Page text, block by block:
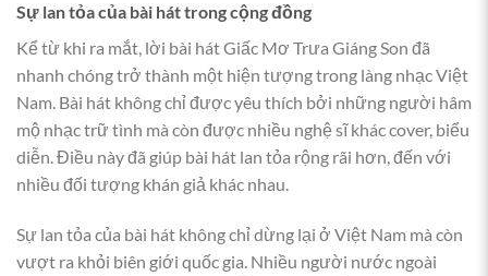
Sự lan tỏa của bài hát trong cộng đồng
Kể từ khi ra mắt, lời bài hát Giấc Mơ Trưa Giáng Son đã
nhanh chóng trở thành một hiện tượng trong làng nhạc Việt
Nam. Bài hát không chỉ được yêu thích bởi những người hâm
mộ nhạc trữ tình mà còn được nhiều nghệ sĩ khác cover, biểu
diễn. Điều này đã giúp bài hát lan tỏa rộng rãi hơn, đến với
nhiều đối tượng khán giả khác nhau.
Sự lan tỏa của bài hát không chỉ dừng lại ở Việt Nam mà còn
vượt ra khỏi biên giới quốc gia. Nhiều người nước ngoài